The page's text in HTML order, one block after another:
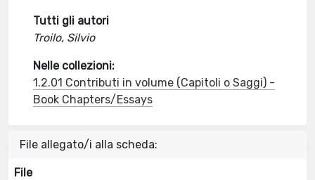
Tutti gli autori
Troilo, Silvio
Nelle collezioni:
1.2.01 Contributi in volume (Capitoli o Saggi) -
Book Chapters/Essays
File allegato/i alla scheda:
File